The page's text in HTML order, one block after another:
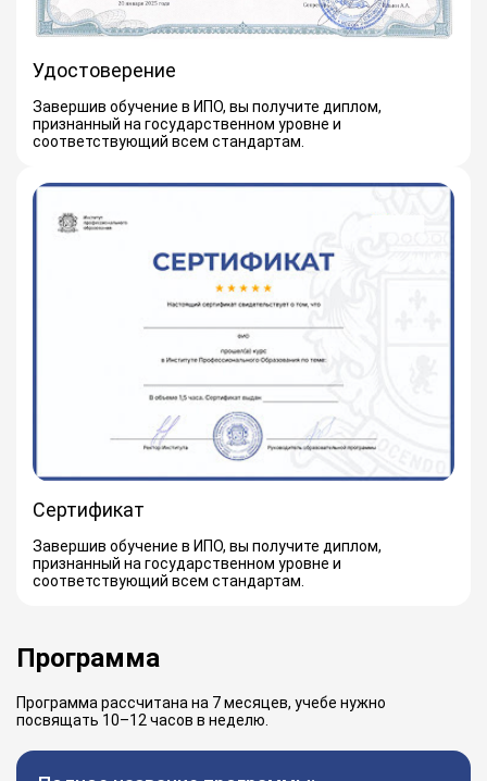
Удостоверение
Завершив обучение в ИПО, вы получите диплом,
признанный на государственном уровне и
соответствующий всем стандартам.
Сертификат
Завершив обучение в ИПО, вы получите диплом,
признанный на государственном уровне и
соответствующий всем стандартам.
Программа
Программа рассчитана на 7 месяцев, учебе нужно
посвящать 10–12 часов в неделю.